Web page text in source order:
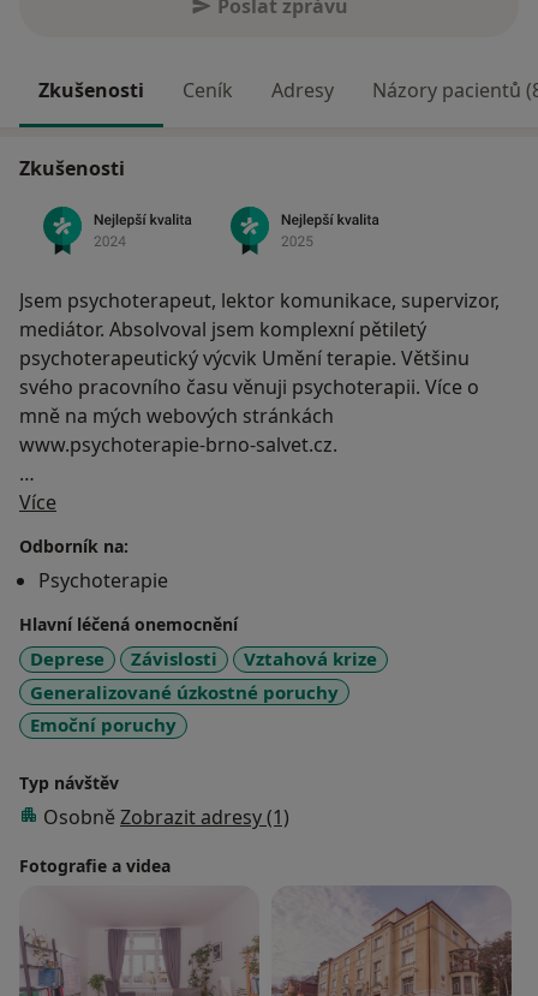
Poslat zprávu
Zkušenosti Ceník Adresy Názory pacientů
Zkušenosti
Jsem psychoterapeut, lektor komunikace, supervizor,
mediátor. Absolvoval jsem komplexní pětiletý
psychoterapeutický výcvik Umění terapie. Většinu
svého pracovního času věnuji psychoterapii. Více o
mně na mých webových stránkách
www.psychoterapie-brno-salvet.cz.
Nejčastější témata, kvůli kterým mě klienti vyhledávají:
deprese,
úzkosti,
obtížná životní situace,
partnerské vztahy,
nedostatek sebevědomí,
závislosti
Nabízím individuální, párové i rodinné terapie.
Více
Odborník na:
Psychoterapie
Hlavní léčená onemocnění
Deprese Závislosti
Vztahová krize
Generalizované úzkostné poruchy
Emoční poruchy
Typ návštěv
Osobně Zobrazit adresy (1)
Fotografie a videa